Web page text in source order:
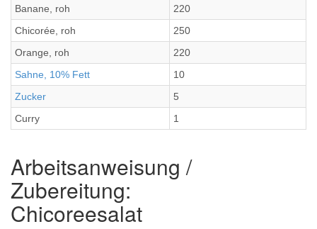
Banane, roh
220
Chicorée, roh
250
Orange, roh
220
Sahne, 10% Fett
10
Zucker
5
Curry
1
Arbeitsanweisung /
Zubereitung:
Chicoreesalat